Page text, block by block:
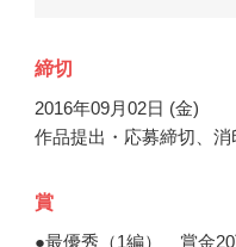
締切
2016年09月02日 (金)
作品提出・応募締切、消
賞
●最優秀（1編） 賞金20